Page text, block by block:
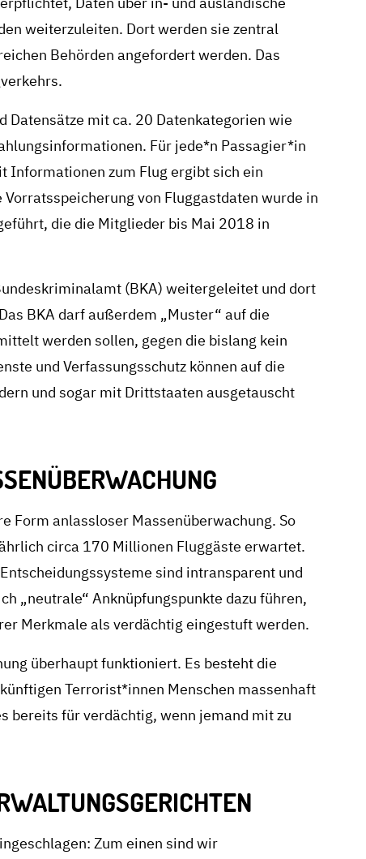
weiterzuleiten. Dort werden sie zentral
Behörden angefordert werden. Das
Datensätze mit ca. 20 Datenkategorien wie
Für jede*n Passagier*in
Informationen zum Flug ergibt sich ein
von Fluggastdaten wurde in
die die Mitglieder bis Mai 2018 in
(BKA) weitergeleitet und dort
BKA darf außerdem „Muster“ auf die
werden sollen, gegen die bislang kein
und Verfassungsschutz können auf die
und sogar mit Drittstaaten ausgetauscht
Form anlassloser Massenüberwachung. So
circa 170 Millionen Fluggäste erwartet.
sind intransparent und
„neutrale“ Anknüpfungspunkte dazu führen,
Merkmale als verdächtig eingestuft werden.
überhaupt funktioniert. Es besteht die
Terrorist*innen Menschen massenhaft
bereits für verdächtig, wenn jemand mit zu
Zum einen sind wir